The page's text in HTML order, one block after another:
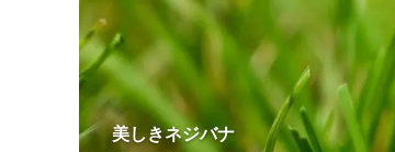
美しきネジバナ